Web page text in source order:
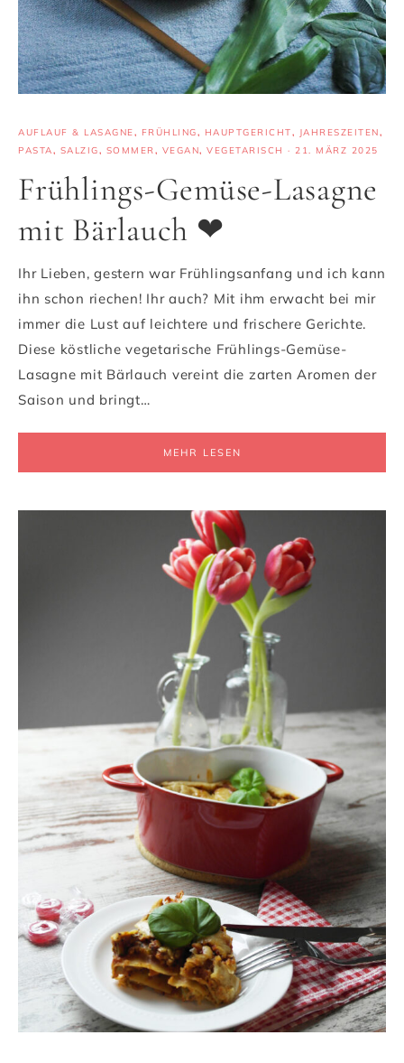
AUFLAUF & LASAGNE, FRÜHLING, HAUPTGERICHT, JAHRESZEITEN,
PASTA, SALZIG, SOMMER, VEGAN, VEGETARISCH · 21. MÄRZ 2025
Frühlings-Gemüse-Lasagne
mit Bärlauch ❤
Ihr Lieben, gestern war Frühlingsanfang und ich kann
ihn schon riechen! Ihr auch? Mit ihm erwacht bei mir
immer die Lust auf leichtere und frischere Gerichte.
Diese köstliche vegetarische Frühlings-Gemüse-
Lasagne mit Bärlauch vereint die zarten Aromen der
Saison und bringt…
MEHR LESEN